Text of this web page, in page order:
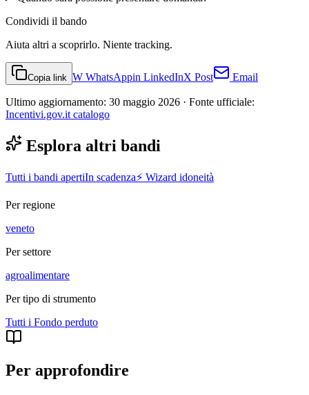
Condividi il bando
Aiuta altri a scoprirlo. Niente tracking.
Copia link W WhatsAppin LinkedInX Post Email
Ultimo aggiornamento: 30 maggio 2026 · Fonte ufficiale:
Incentivi.gov.it catalogo
Esplora altri bandi
Tutti i bandi apertiIn scadenza⚡ Wizard idoneità
Per regione
veneto
Per settore
agroalimentare
Per tipo di strumento
Tutti i Fondo perduto
Per approfondire